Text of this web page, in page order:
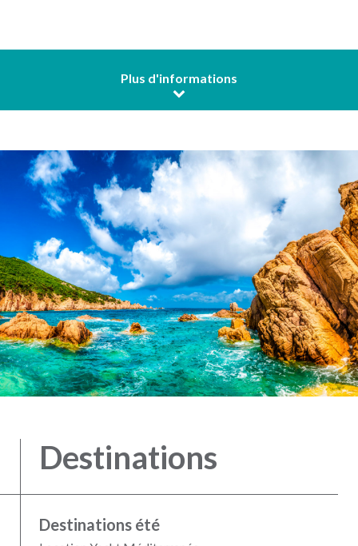
Plus d'informations
Destinations
Destinations été